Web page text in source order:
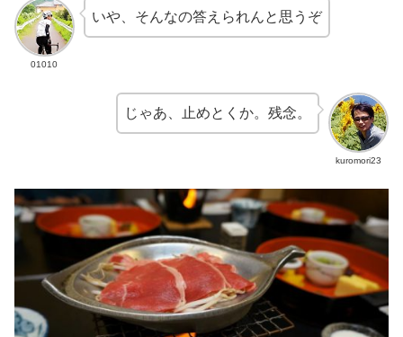
01010
いや、そんなの答えられんと思うぞ
kuromori23
じゃあ、止めとくか。残念。